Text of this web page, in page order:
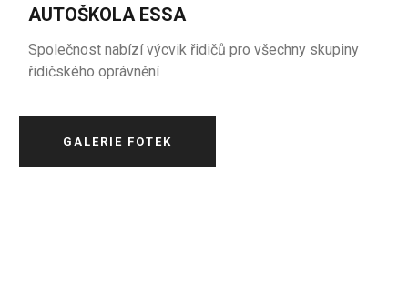
AUTOŠKOLA ESSA
Společnost nabízí výcvik řidičů pro všechny skupiny
řidičského oprávnění
GALERIE FOTEK